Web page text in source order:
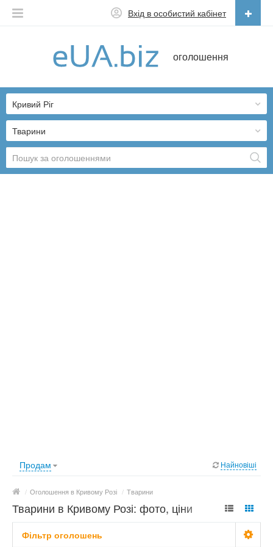
оголошення
Вхід в особистий кабінет
Українська
Тварини
Кривий Ріг
Продам Найновіші
/ Оголошення в Кривому Розі / Тварини
Тварини в Кривому Розі: фото, ціни
Фільтр оголошень